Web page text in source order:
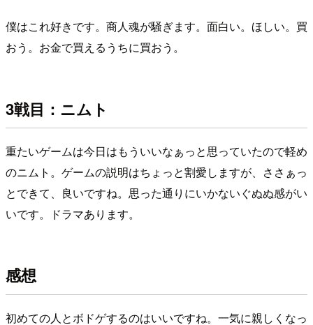
僕はこれ好きです。商人魂が騒ぎます。面白い。ほしい。買
おう。お金で買えるうちに買おう。
3戦目：ニムト
重たいゲームは今日はもういいなぁっと思っていたので軽め
のニムト。ゲームの説明はちょっと割愛しますが、ささぁっ
とできて、良いですね。思った通りにいかないぐぬぬ感がい
いです。ドラマあります。
感想
初めての人とボドゲするのはいいですね。一気に親しくなっ